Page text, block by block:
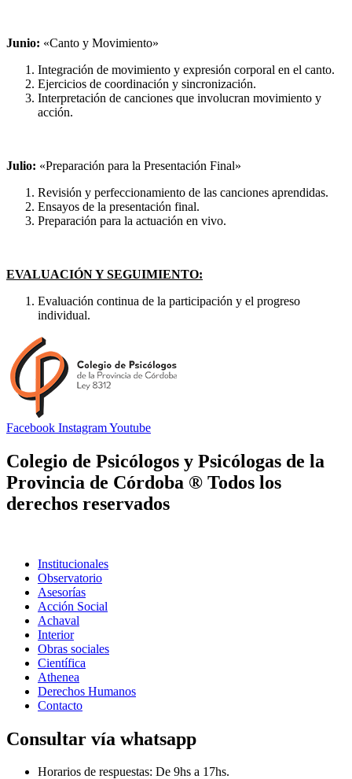
Junio: «Canto y Movimiento»
Integración de movimiento y expresión corporal en el canto.
Ejercicios de coordinación y sincronización.
Interpretación de canciones que involucran movimiento y
acción.
Julio: «Preparación para la Presentación Final»
Revisión y perfeccionamiento de las canciones aprendidas.
Ensayos de la presentación final.
Preparación para la actuación en vivo.
EVALUACIÓN Y SEGUIMIENTO:
Evaluación continua de la participación y el progreso
individual.
Facebook InstagramYoutube
Colegio de Psicólogos y Psicólogas de la
Provincia de Córdoba ® Todos los
derechos reservados
Institucionales
Observatorio
Asesorías
Acción Social
Achaval
Interior
Obras sociales
Científica
Athenea
Derechos Humanos
Contacto
Consultar vía whatsapp
Horarios de respuestas: De 9hs a 17hs.